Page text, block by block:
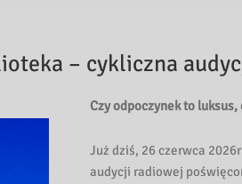
– cykliczna
Czy odpoczynek to
Już dziś, 26 czerwca
audycji radiowej